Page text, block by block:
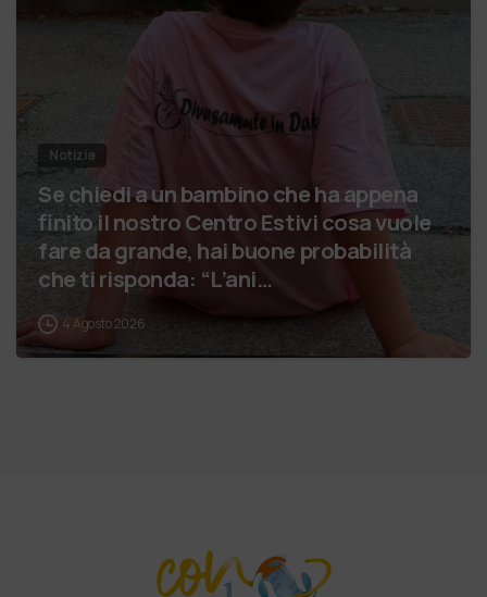
Notizie
Se chiedi a un bambino che ha appena
finito il nostro Centro Estivi cosa vuole
fare da grande, hai buone probabilità
che ti risponda: “L’ani…
4 Agosto 2026